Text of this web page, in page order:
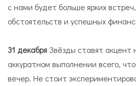
с нами будет больше ярких
обстоятельств и успешных
31 декабря Звёзды ставят акцент
аккуратном выполнении всего,
вечер. Не стоит